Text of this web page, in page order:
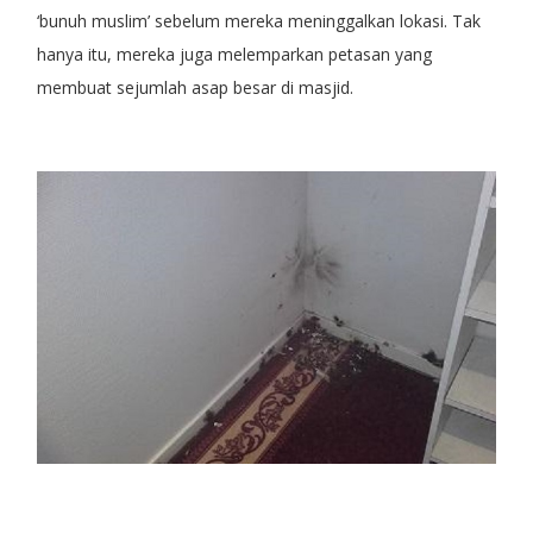
‘bunuh muslim’ sebelum mereka meninggalkan lokasi. Tak
hanya itu, mereka juga melemparkan petasan yang
membuat sejumlah asap besar di masjid.